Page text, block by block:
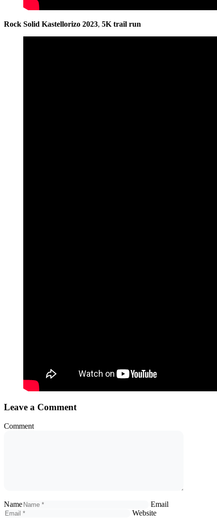
Rock Solid Kastellorizo 2023, 5Κ trail run
Leave a Comment
Comment
Name
Email
Website